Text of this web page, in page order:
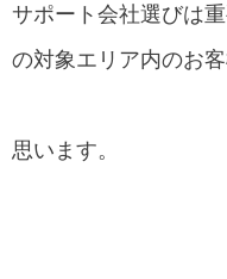
サポート会社選びは
の対象エリア内のお
思います。